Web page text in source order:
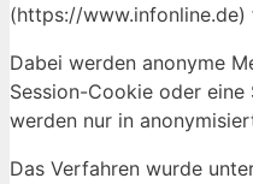
(https://www.infonline.de)
Dabei werden anonyme
Session-Cookie oder
werden nur in
Das Verfahren wurde